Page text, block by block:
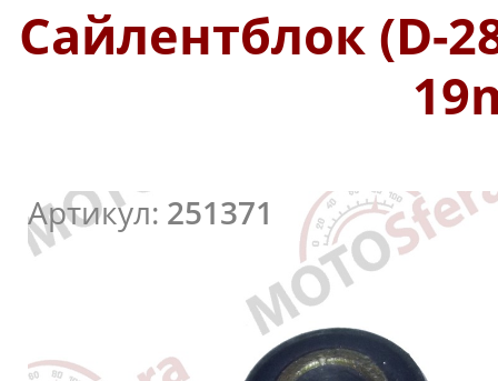
Сайлентблок (D-
Артикул: 251371